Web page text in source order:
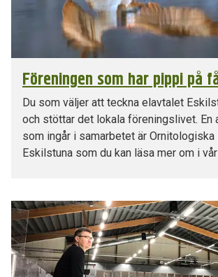
Föreningen som har pippi på
Du som väljer att teckna elavtalet
och stöttar det lokala föreningslivet. En
som ingår i samarbetet är Ornitologiska
Eskilstuna som du kan läsa mer om i